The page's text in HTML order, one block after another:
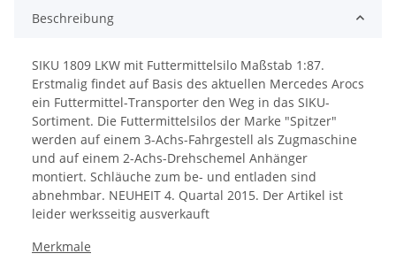
Beschreibung
SIKU 1809 LKW mit Futtermittelsilo Maßstab 1:87.
Erstmalig findet auf Basis des aktuellen Mercedes Arocs
ein Futtermittel-Transporter den Weg in das SIKU-
Sortiment. Die Futtermittelsilos der Marke "Spitzer"
werden auf einem 3-Achs-Fahrgestell als Zugmaschine
und auf einem 2-Achs-Drehschemel Anhänger
montiert. Schläuche zum be- und entladen sind
abnehmbar. NEUHEIT 4. Quartal 2015. Der Artikel ist
leider werksseitig ausverkauft
Merkmale